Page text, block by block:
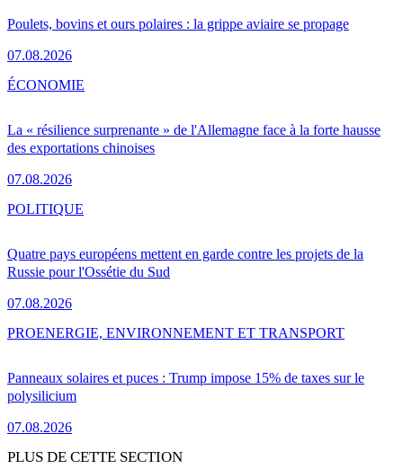
Poulets, bovins et ours polaires : la grippe aviaire se propage
07.08.2026
La « résilience surprenante » de l'Allemagne face à la forte hausse
des exportations chinoises
07.08.2026
ÉCONOMIE
Quatre pays européens mettent en garde contre les projets de la
Russie pour l'Ossétie du Sud
07.08.2026
POLITIQUE
Panneaux solaires et puces : Trump impose 15% de taxes sur le
polysilicium
07.08.2026
PROENERGIE, ENVIRONNEMENT ET TRANSPORT
PLUS DE CETTE SECTION